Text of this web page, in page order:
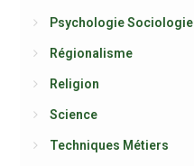
Psychologie Sociologie
Régionalisme
Religion
Science
Techniques Métiers